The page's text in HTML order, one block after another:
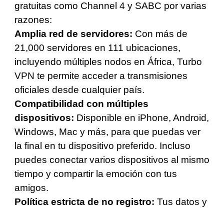
gratuitas como Channel 4 y SABC por varias
razones:
Amplia red de servidores: Con más de
21,000 servidores en 111 ubicaciones,
incluyendo múltiples nodos en África, Turbo
VPN te permite acceder a transmisiones
oficiales desde cualquier país.
Compatibilidad con múltiples
dispositivos: Disponible en iPhone, Android,
Windows, Mac y más, para que puedas ver
la final en tu dispositivo preferido. Incluso
puedes conectar varios dispositivos al mismo
tiempo y compartir la emoción con tus
amigos.
Política estricta de no registro: Tus datos y